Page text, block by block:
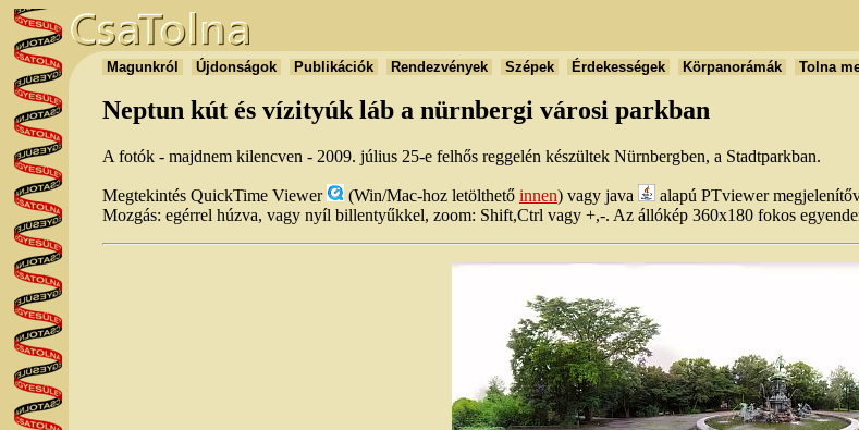
Magunkról Újdonságok Publikációk Rendezvények Szépek Érdekességek Körpanorámák Tolna
Neptun kút és vízityúk láb a nürnbergi városi parkban
A fotók - majdnem kilencven - 2009. július 25-e felhős reggelén készültek Nürnbergben, a Stadtparkban.
Megtekintés QuickTime Viewer (Win/Mac-hoz letölthető innen) vagy java
alapú PTviewer
Mozgás: egérrel húzva, vagy nyíl billentyűkkel, zoom: Shift,Ctrl vagy +,-. Az állókép 360x180 fokos